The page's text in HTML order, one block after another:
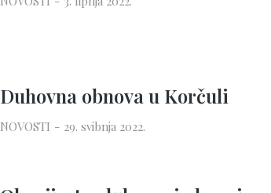
Duhovna obnova u Korčuli
NOVOSTI 29. svibnja 2022.